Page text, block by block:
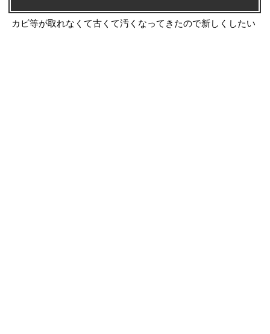
カビ等が取れなくて古くて汚くなってきたので新しくしたい